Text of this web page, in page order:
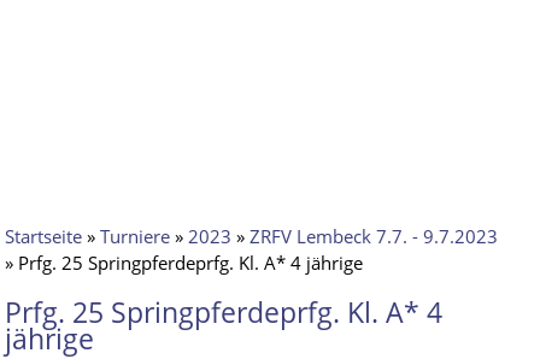
Startseite »Turniere »2023 »ZRFV Lembeck 7.7. - 9.7.2023
» Prfg. 25 Springpferdeprfg. Kl. A* 4 jährige
Prfg. 25 Springpferdeprfg. Kl. A* 4
jährige